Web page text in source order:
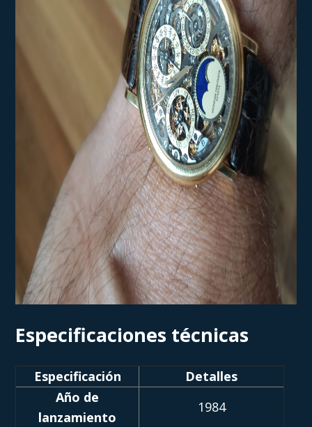
Especificaciones técnicas
Especificación
Detalles
Año de
lanzamiento
1984